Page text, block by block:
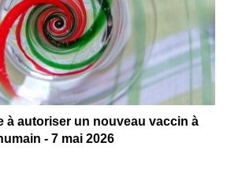
à autoriser un nouveau vaccin à
- 7 mai 2026